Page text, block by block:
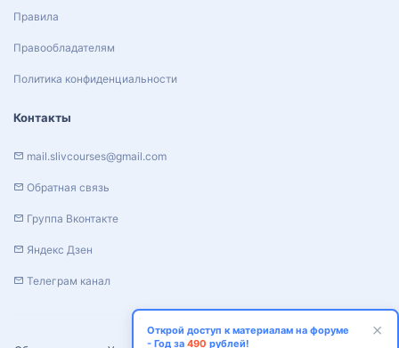
Правила
Правообладателям
Политика конфиденциальности
Контакты
mail.slivcourses@gmail.com
Обратная связь
Группа Вконтакте
Яндекс Дзен
Телеграм канал
Открой доступ к материалам на форуме
- Год за 490 рублей!